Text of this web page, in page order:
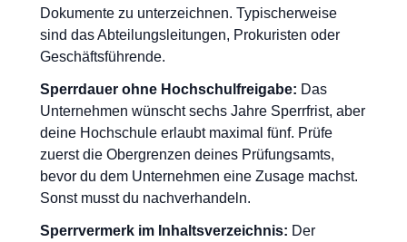
Dokumente zu unterzeichnen. Typischerweise
sind das Abteilungsleitungen, Prokuristen oder
Geschäftsführende.
Sperrdauer ohne Hochschulfreigabe: Das
Unternehmen wünscht sechs Jahre Sperrfrist, aber
deine Hochschule erlaubt maximal fünf. Prüfe
zuerst die Obergrenzen deines Prüfungsamts,
bevor du dem Unternehmen eine Zusage machst.
Sonst musst du nachverhandeln.
Sperrvermerk im Inhaltsverzeichnis: Der